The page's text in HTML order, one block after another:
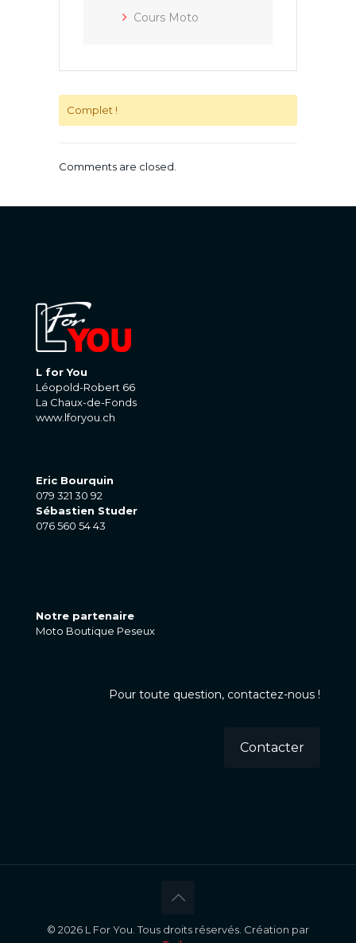
Cours Moto
Complet !
Comments are closed.
L for You
Léopold-Robert 66
La Chaux-de-Fonds
www.lforyou.ch
Eric Bourquin
079 321 30 92
Sébastien Studer
076 560 54 43
Notre partenaire
Moto Boutique Peseux
Pour toute question, contactez-nous !
Contacter
© 2026 L For You. Tous droits réservés. Création par